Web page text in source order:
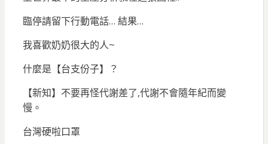
臨停請留下行動電話… 結果…
我喜歡奶奶很大的人~
什麼是【台支份子】？
【新知】不要再怪代謝差了,代謝不會隨年紀而變
慢。
台灣硬啦口罩